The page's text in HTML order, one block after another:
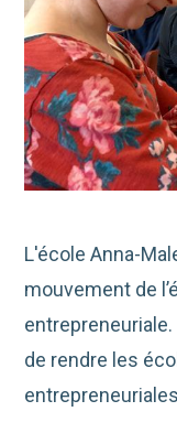
L'école Anna-
mouvement de
de rendre les